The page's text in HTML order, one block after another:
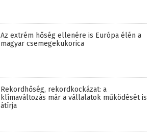
Az extrém hőség ellenére is Európa élén a
magyar csemegekukorica
Rekordhőség, rekordkockázat: a
klímaváltozás már a vállalatok működését is
átírja